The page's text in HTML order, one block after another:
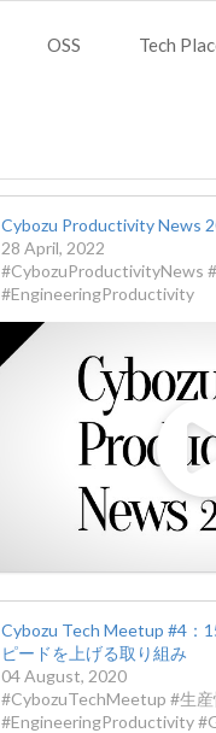
OSS Tech
Cybozu Productivity News
28 April, 2022
#CybozuProductivityNews
#EngineeringProductivity
Cybozu Tech Meetup #4：
ピードを上げる取り組み
04 August, 2020
#CybozuTechMeetup #生
#EngineeringProductivity